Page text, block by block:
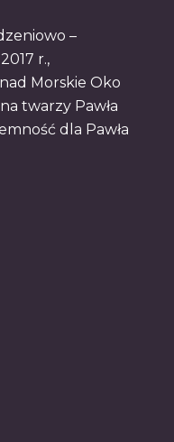
–
r.,
Morskie Oko
twarzy Pawła
dla Pawła